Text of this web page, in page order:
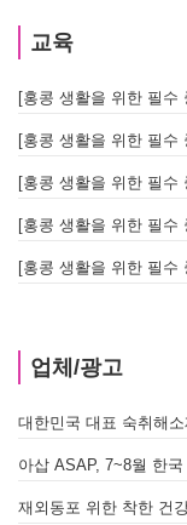
교육
[홍콩 생활을 위한 필수
[홍콩 생활을 위한 필수
[홍콩 생활을 위한 필수
[홍콩 생활을 위한 필수
[홍콩 생활을 위한 필수
업체/광고
아삽 ASAP, 7~8월 한
재외동포 위한 착한 건